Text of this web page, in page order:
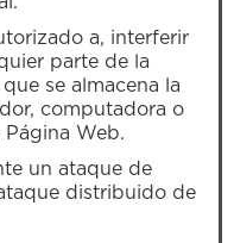
a, interferir
parte de la
se almacena la
computadora o
Web.
un ataque de
distribuido de